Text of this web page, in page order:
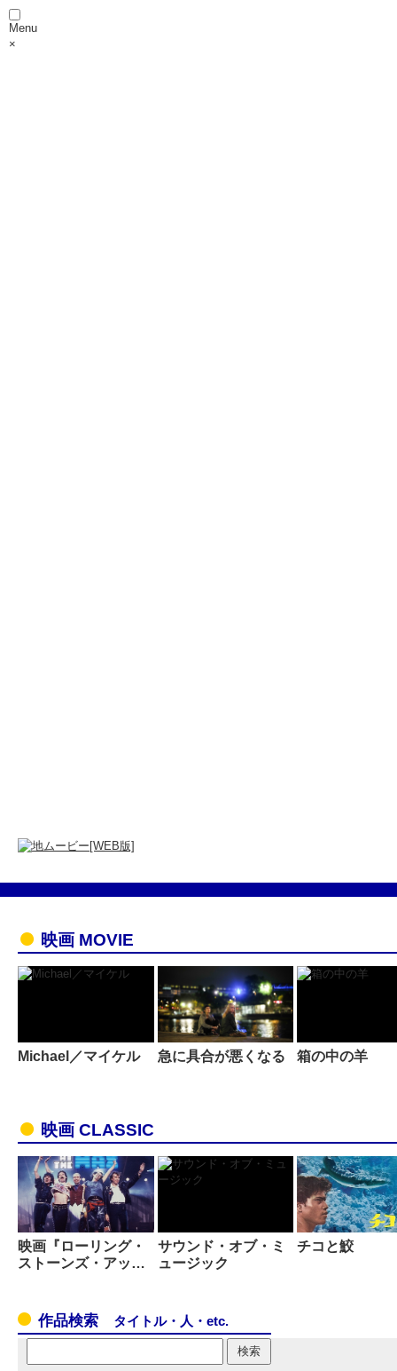
Menu
×
映画 MOVIE
Michael／マイケル 急に具合が悪くなる 箱の中の羊
映画 CLASSIC
映画『ローリング・
ストーンズ・アッ…
サウンド・オブ・ミ
ュージック
チコと鮫
作品検索 タイトル・人・etc.